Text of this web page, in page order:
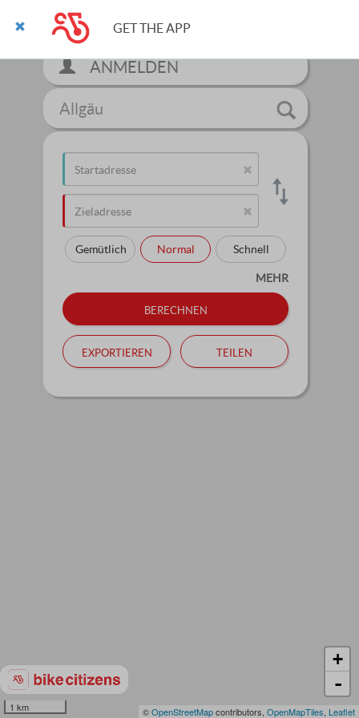
1 km
+
-
©OpenStreetMapcontributors, OpenMapTiles Leaflet
ANMELDEN
Allgäu
Gemütlich Normal Schnell
MEHR
berechnen
exportieren teilen
GET THE APP